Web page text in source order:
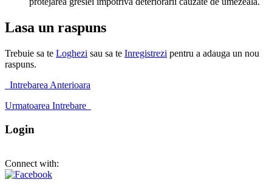
Lasa un raspuns
Trebuie sa te Loghezi sau sa te Inregistrezi pentru a adauga un nou
raspuns.
Intrebarea Anterioara
Urmatoarea Intrebare
Login
Connect with: